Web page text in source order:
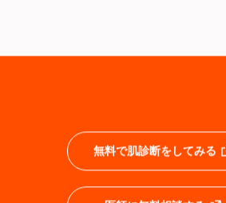
無料で肌診断をしてみる